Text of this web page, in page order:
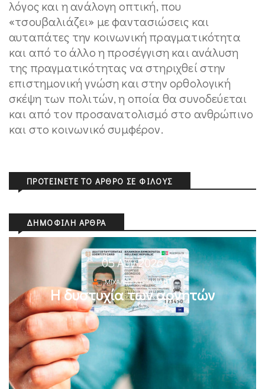
λόγος και η ανάλογη οπτική, που
«τσουβαλιάζει» με φαντασιώσεις και
αυταπάτες την κοινωνική πραγματικότητα
και από το άλλο η προσέγγιση και ανάλυση
της πραγματικότητας να στηριχθεί στην
επιστημονική γνώση και στην ορθολογική
σκέψη των πολιτών, η οποία θα συνοδεύεται
και από τον προσανατολισμό στο ανθρώπινο
και στο κοινωνικό συμφέρον.
ΠΡΟΤΕΊΝΕΤΕ ΤΟ ΆΡΘΡΟ ΣΕ ΦΊΛΟΥΣ
ΔΗΜΟΦΙΛΉ ΆΡΘΡΑ
05 Αυγ 2026
ΜΙΧΆΛΗΣ ΚΥΡΙΑΚΊΔΗΣ
Η δυστυχία των αρνητών